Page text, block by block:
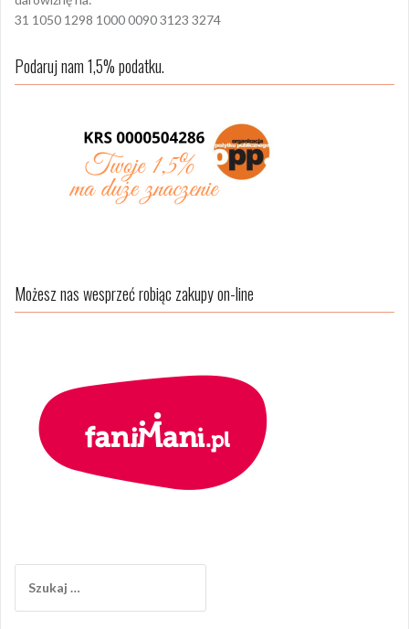
31 1050 1298 1000 0090 3123 3274
Podaruj nam 1,5% podatku.
Możesz nas wesprzeć robiąc zakupy on-line